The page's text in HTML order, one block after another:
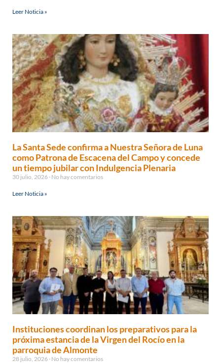
Leer Noticia »
La Santa Sede confirma a Nuestra Señora de Luna
como Patrona de Escacena del Campo y concede
un tiempo jubilar con Indulgencia Plenaria
30 julio, 2026 No hay comentarios
Leer Noticia »
Instituciones coordinan los preparativos para la
próxima estancia de la Virgen del Rocío en la
parroquia de Almonte
28 julio, 2026 No hay comentarios